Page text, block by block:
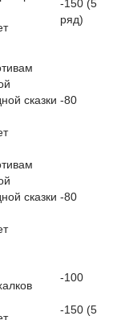
-150 (5
ряд)
сказки -80
сказки -80
-100
-150 (5